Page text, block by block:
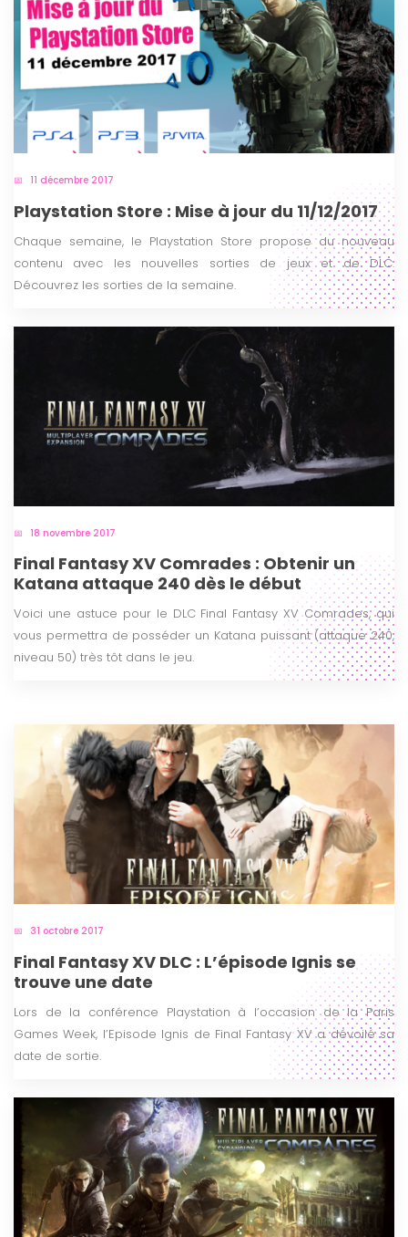
11 décembre 2017
Playstation Store : Mise à jour du 11/12/2017
Chaque semaine, le Playstation Store propose du nouveau
contenu avec les nouvelles sorties de jeux et de DLC.
Découvrez les sorties de la semaine.
18 novembre 2017
Final Fantasy XV Comrades : Obtenir un
Katana attaque 240 dès le début
Voici une astuce pour le DLC Final Fantasy XV Comrades, qui
vous permettra de posséder un Katana puissant (attaque 240,
niveau 50) très tôt dans le jeu.
31 octobre 2017
Final Fantasy XV DLC : L’épisode Ignis se
trouve une date
Lors de la conférence Playstation à l’occasion de la Paris
Games Week, l’Episode Ignis de Final Fantasy XV a dévoilé sa
date de sortie.